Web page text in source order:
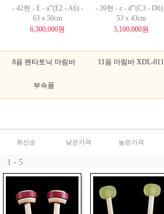
- 42현 - E - a'''(E2 - A6) -
63 x 50cm
6,300,000원
- 39현 - c - d'''(C3 - D6)
53 x 43cm
5,100,000원
8음 펜타토닉 마림바 11음 마림바 XDL-011
부속품
최신순 낮은가격 높은가격
1 - 5